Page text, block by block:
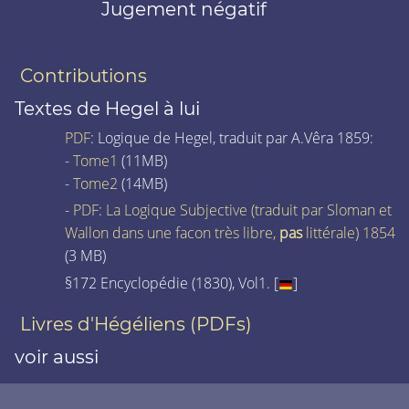
Jugement négatif
Contributions
Textes de Hegel à lui
PDF: Logique de Hegel, traduit par A.Vêra 1859:
-Tome1 (11MB)
-Tome2 (14MB)
- PDF: La Logique Subjective (traduit par Sloman et
Wallon dans une facon très libre, paslittérale) 1854
(3 MB)
§172 Encyclopédie (1830), Vol1. [
]
Livres d'Hégéliens (PDFs)
voir aussi